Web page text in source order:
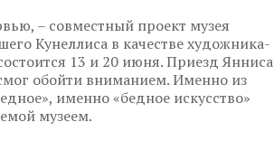
– совместный проект музея
Кунеллиса в качестве художника-
13 и 20 июня. Приезд Янниса
обойти вниманием. Именно из
именно «бедное искусство»
музеем.